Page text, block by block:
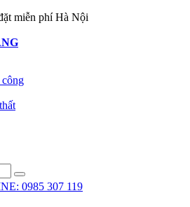
miễn phí Hà Nội
0985 307 119